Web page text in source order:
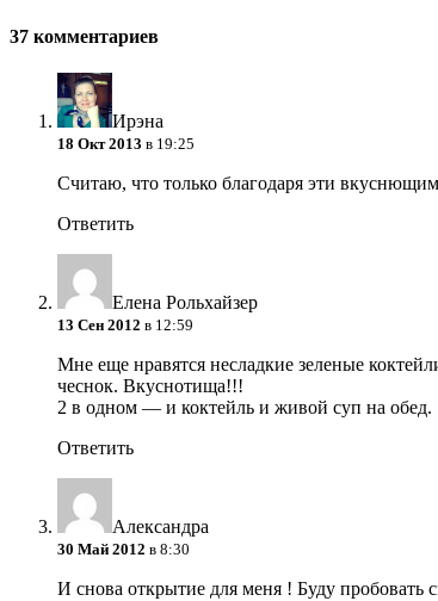
37 комментариев
Ирэна
18 Окт 2013 в 19:25
Считаю, что только благодаря эти
Ответить
Елена Рольхайзер
13 Сен 2012 в 12:59
Мне еще нравятся несладкие зеленые
чеснок. Вкуснотища!!!
2 в одном — и коктейль и живой суп на обед.
Ответить
Александра
30 Май 2012 в 8:30
И снова открытие для меня ! Буду пробовать